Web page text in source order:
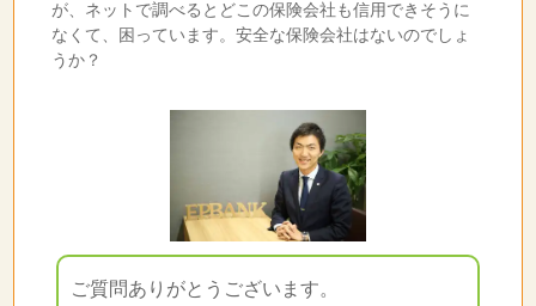
が、ネットで調べるとどこの保険会社も信用できそうに
なくて、困っています。安全な保険会社はないのでしょ
うか？
ご質問ありがとうございます。